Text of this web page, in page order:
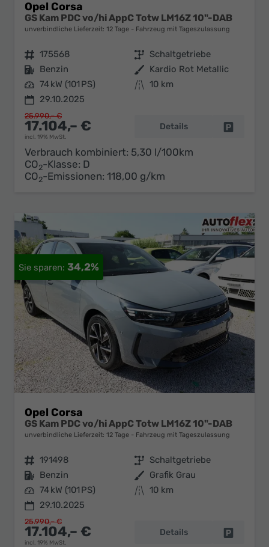
Opel Corsa
GS Kam PDC vo/hi AppC Totw LM16Z 10"-DAB
unverbindliche Lieferzeit: 12 Tage Fahrzeug mit Tageszulassung
Fahrzeugnr. 175568 Getriebe Schaltgetriebe
Kraftstoff Benzin Außenfarbe Kardio Rot Metallic
Leistung 74 kW (101 PS) Kilometerstand 10 km
29.10.2025
17.104,– €
incl. 19% MwSt.
25.990,– €
Details
Verbrauch kombiniert: 5,30 l/100km
CO2-Klasse: D
CO2-Emissionen: 118,00 g/km
34,2%
Opel Corsa
GS Kam PDC vo/hi AppC Totw LM16Z 10"-DAB
unverbindliche Lieferzeit: 12 Tage Fahrzeug mit Tageszulassung
Fahrzeugnr. 191498 Getriebe Schaltgetriebe
Kraftstoff Benzin Außenfarbe Grafik Grau
Leistung 74 kW (101 PS) Kilometerstand 10 km
29.10.2025
17.104,– €
incl. 19% MwSt.
25.990,– €
Details